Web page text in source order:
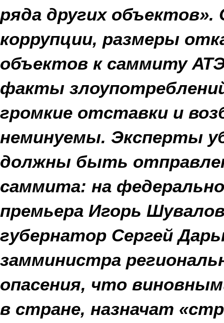
ряда других
коррупции, размеры
объектов к саммиту
факты
громкие отставки и
неминуемы. Эксперты
должны быть
саммита: на
премьера Игорь
губернатор Сергей
замминистра
опасения, что
в стране, назначат